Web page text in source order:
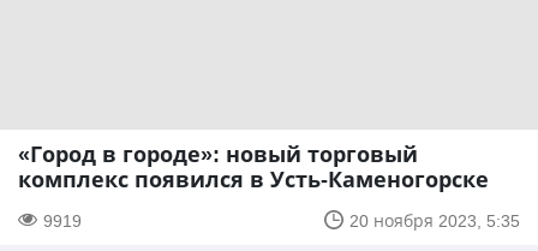
«Город в городе»: новый торговый
комплекс появился в Усть-Каменогорске
9919 20 ноября 2023, 5:35